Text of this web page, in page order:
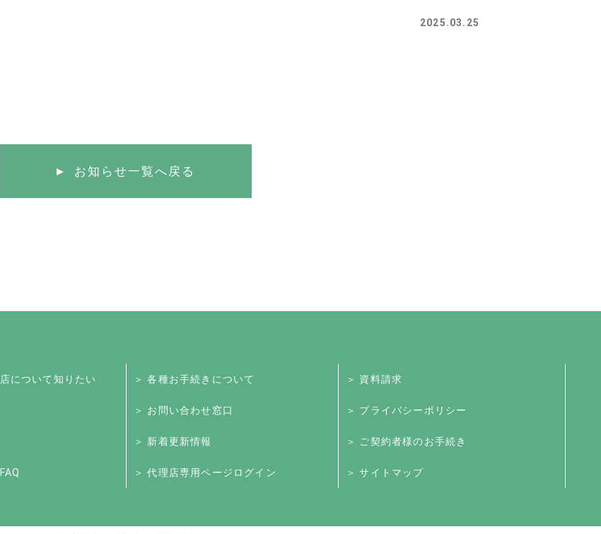
2025.03.25
お知らせ一覧へ戻る
について知りたい ＞ 各種お手続きについて
＞ お問い合わせ窓口
＞ 新着更新情報
＞ 代理店専用ページログイン
＞ 資料請求
＞ プライバシーポリシー
＞ ご契約者様のお手続き
＞ サイトマップ